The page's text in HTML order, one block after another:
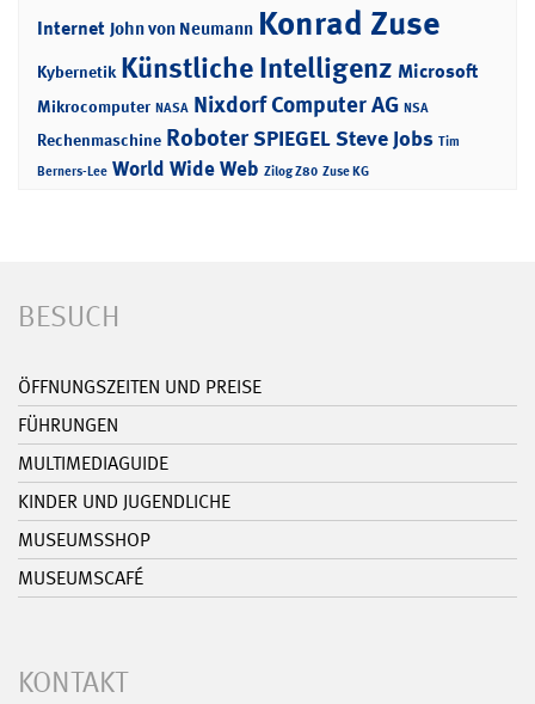
Internet John von Neumann Konrad Zuse
Kybernetik Künstliche Intelligenz Microsoft
Mikrocomputer NASA Nixdorf Computer AG NSA
Rechenmaschine RoboterSPIEGELSteve Jobs Tim
Berners-Lee World Wide Web Zilog Z80 Zuse KG
BESUCH
ÖFFNUNGSZEITEN UND PREISE
FÜHRUNGEN
MULTIMEDIAGUIDE
KINDER UND JUGENDLICHE
MUSEUMSSHOP
MUSEUMSCAFÉ
KONTAKT